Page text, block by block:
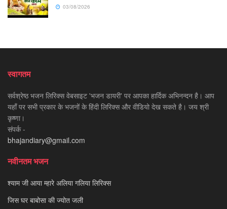
03/08/2026
स्वागतम
सर्वश्रेष्ठ भजन लिरिक्स वेबसाइट 'भजन डायरी' पर आपका हार्दिक अभिनन्दन है। आप
यहाँ पर सभी प्रकार के भजनों के हिंदी लिरिक्स और वीडियो देख सकते है। जय श्री
कृष्णा।
संपर्क -
bhajandiary@gmail.com
नवीनतम भजन
श्याम जी आया म्हारे अलिया गलिया लिरिक्स
जिस घर बाबोसा की ज्योत जली